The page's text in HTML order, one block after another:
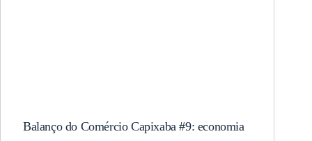
Balanço do Comércio Capixaba #9: economia